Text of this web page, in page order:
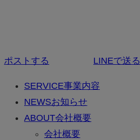
ポストする LINEで送る
SERVICE事業内容
NEWSお知らせ
ABOUT会社概要
会社概要